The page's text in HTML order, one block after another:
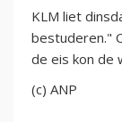
KLM liet
bestuderen."
de eis kon de
(c) ANP